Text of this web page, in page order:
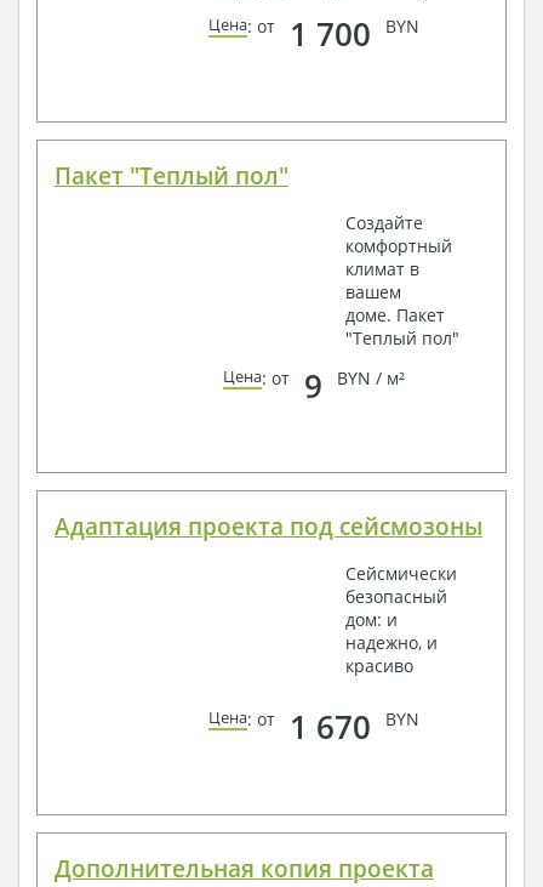
Цена: от 1 700 BYN
Пакет "Теплый пол"
Создайте
комфортный
климат в
вашем
доме. Пакет
"Теплый пол"
Цена: от 9 BYN / м²
Адаптация проекта под сейсмозоны
Сейсмически
безопасный
дом: и
надежно, и
красиво
Цена: от 1 670 BYN
Дополнительная копия проекта